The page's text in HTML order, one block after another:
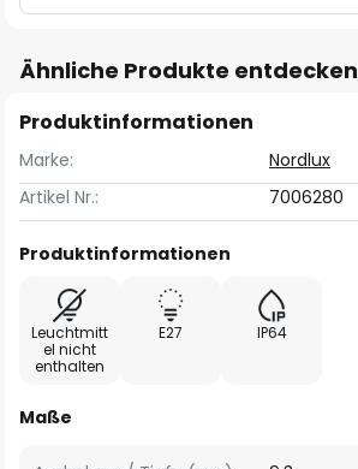
Ähnliche Produkte entdecken
Produktinformationen
Marke:
Nordlux
Artikel Nr.:
7006280
Produktinformationen
Leuchtmitt
el nicht
enthalten
E27 IP64
Maße